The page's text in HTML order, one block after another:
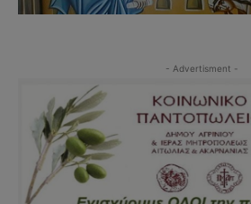
- Advertisment -